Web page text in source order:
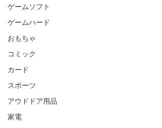
ゲームソフト
ゲームハード
おもちゃ
コミック
カード
スポーツ
アウドドア用品
家電